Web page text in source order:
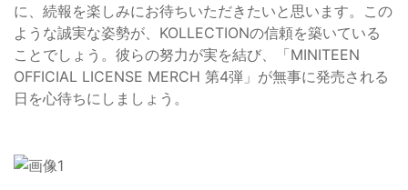
に、続報を楽しみにお待ちいただきたいと思います。この
ような誠実な姿勢が、KOLLECTIONの信頼を築いている
ことでしょう。彼らの努力が実を結び、「MINITEEN
OFFICIAL LICENSE MERCH 第4弾」が無事に発売される
日を心待ちにしましょう。